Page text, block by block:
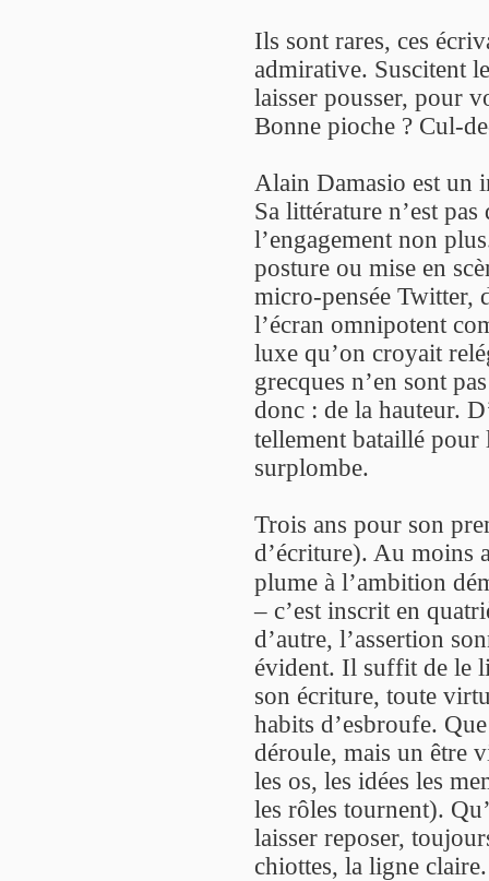
Ils sont rares, ces
admirative. Suscitent
laisser pousser, pour
Bonne pioche ? Cul-
Alain Damasio est un
Sa littérature n’est
l’engagement non
posture ou mise en
micro-pensée Twitter,
l’écran omnipotent
luxe qu’on croyait
grecques n’en sont
donc : de la hauteur.
tellement bataillé pour
surplombe.
Trois ans pour son
d’écriture). Au moins
plume à l’ambition
– c’est inscrit en
d’autre, l’assertion
évident. Il suffit de le
son écriture, toute
habits d’esbroufe.
déroule, mais un être
les os, les idées les
les rôles tournent).
laisser reposer,
chiottes, la ligne claire.